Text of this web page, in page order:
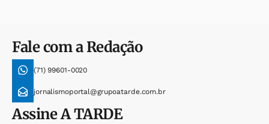
Fale com a Redação
(71) 99601-0020
jornalismoportal@grupoatarde.com.br
AssineA TARDE